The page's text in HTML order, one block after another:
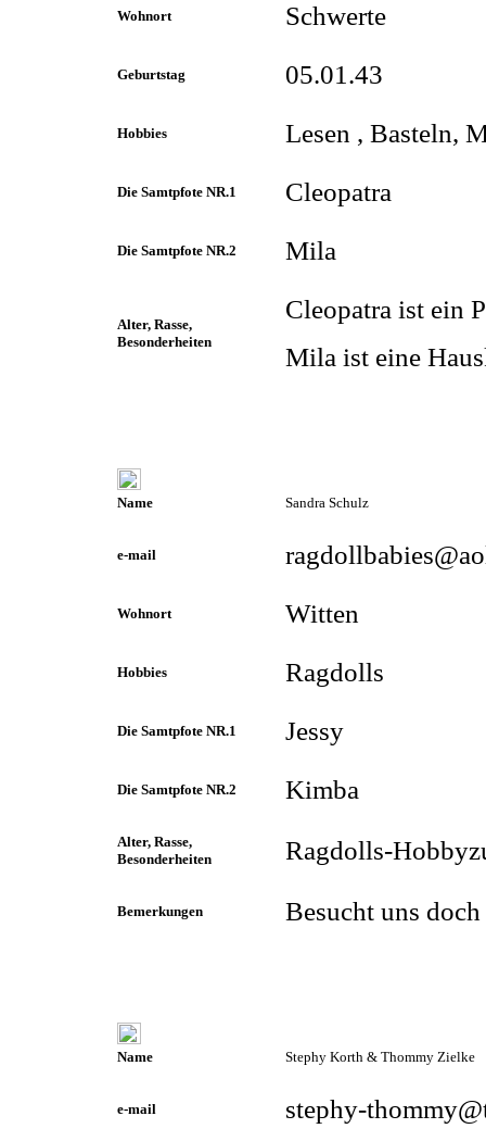
Wohnort Schwerte
Geburtstag 05.01.43
Hobbies Lesen , Basteln,
Die Samtpfote NR.1 Cleopatra
Die Samtpfote NR.2 Mila
Alter, Rasse,
Besonderheiten
Cleopatra ist ein
Mila ist eine
Name Sandra Schulz
e-mail
Wohnort Witten
Hobbies Ragdolls
Die Samtpfote NR.1 Jessy
Die Samtpfote NR.2 Kimba
Alter, Rasse,
Besonderheiten
Ragdolls-
Bemerkungen Besucht uns
Name Stephy Korth & Thommy Zielke
e-mail stephy-